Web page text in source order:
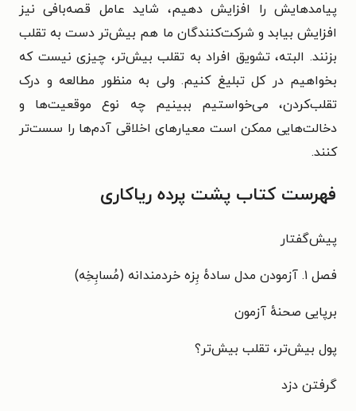
پیامدهایش را افزایش دهیم، شاید عامل قصه‌بافی نیز
افزایش بیابد و شرکت‌کنندگان ما هم بیش‌تر دست به تقلب
بزنند. البته، تشویق افراد به تقلب بیش‌تر، چیزی نیست که
بخواهیم در کل تبلیغ کنیم. ولی به منظور مطالعه و درک
تقلب‌کردن، می‌خواستیم ببینیم چه نوع موقعیت‌ها و
دخالت‌هایی ممکن است معیارهای اخلاقی آدم‌ها را سست‌تر
کنند.
فهرست کتاب پشت پرده ریاکاری
پیش‌گفتار
فصل ۱. آزمودن مدل سادهٔ بِزه خردمندانه (مُسابِخِه)
برپایی صحنهٔ آزمون
پول بیش‌تر، تقلب بیش‌تر؟
گرفتن دزد